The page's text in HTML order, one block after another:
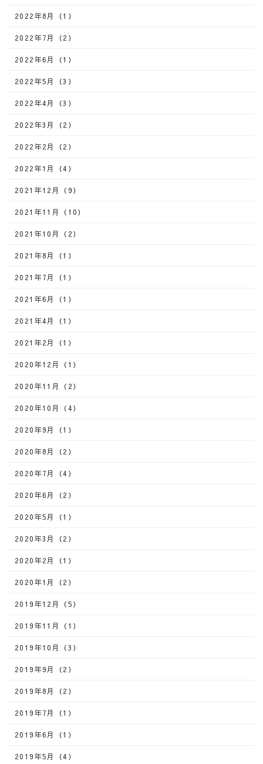
2022年8月（1）
2022年7月（2）
2022年6月（1）
2022年5月（3）
2022年4月（3）
2022年3月（2）
2022年2月（2）
2022年1月（4）
2021年12月（9）
2021年11月（10）
2021年10月（2）
2021年8月（1）
2021年7月（1）
2021年6月（1）
2021年4月（1）
2021年2月（1）
2020年12月（1）
2020年11月（2）
2020年10月（4）
2020年9月（1）
2020年8月（2）
2020年7月（4）
2020年6月（2）
2020年5月（1）
2020年3月（2）
2020年2月（1）
2020年1月（2）
2019年12月（5）
2019年11月（1）
2019年10月（3）
2019年9月（2）
2019年8月（2）
2019年7月（1）
2019年6月（1）
2019年5月（4）